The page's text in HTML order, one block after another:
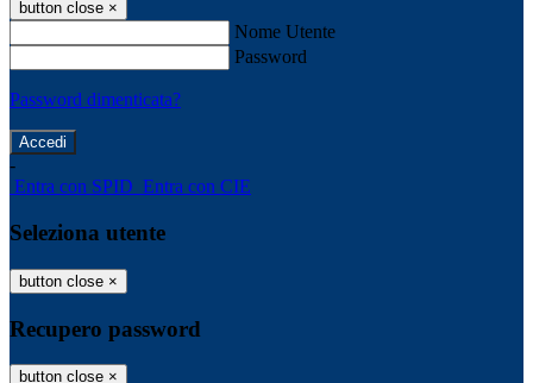
button close ×
Nome Utente
Password
Password dimenticata?
-
Entra con SPID Entra con CIE
Seleziona utente
button close ×
Recupero password
button close ×